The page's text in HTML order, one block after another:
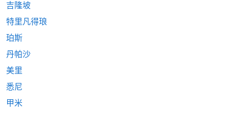
吉隆坡
特里凡得琅
珀斯
丹帕沙
美里
悉尼
甲米